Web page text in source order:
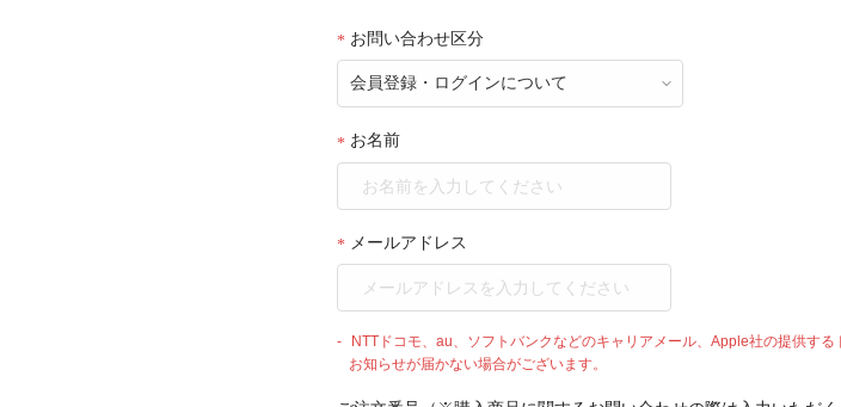
お問い合わせ区分
お名前
メールアドレス
NTTドコモ、au、ソフトバンクなどのキャリアメール、Apple社の提供す
お知らせが届かない場合がございます。